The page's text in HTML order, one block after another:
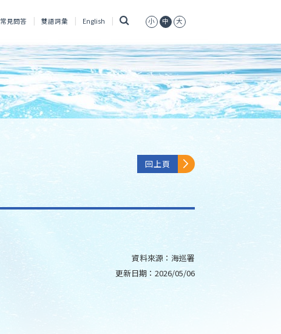
常見問答 雙語詞彙 English 小 中 大
回上頁
資料來源： 海巡署
更新日期： 2026/05/06